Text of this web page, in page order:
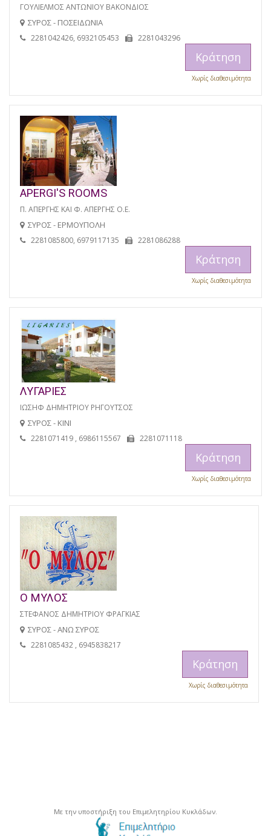
ΓΟΥΛΙΕΛΜΟΣ ΑΝΤΩΝΙΟΥ ΒΑΚΟΝΔΙΟΣ
ΣΥΡΟΣ - ΠΟΣΕΙΔΩΝΙΑ
2281042426, 6932105453 2281043296
Κράτηση
Χωρίς διαθεσιμότητα
APERGI'S ROOMS
Π. ΑΠΕΡΓΗΣ ΚΑΙ Φ. ΑΠΕΡΓΗΣ Ο.Ε.
ΣΥΡΟΣ - ΕΡΜΟΥΠΟΛΗ
2281085800, 6979117135 2281086288
Κράτηση
Χωρίς διαθεσιμότητα
ΛΥΓΑΡΙΕΣ
ΙΩΣΗΦ ΔΗΜΗΤΡΙΟΥ ΡΗΓΟΥΤΣΟΣ
ΣΥΡΟΣ - ΚΙΝΙ
2281071419 , 6986115567 2281071118
Κράτηση
Χωρίς διαθεσιμότητα
Ο ΜΥΛΟΣ
ΣΤΕΦΑΝΟΣ ΔΗΜΗΤΡΙΟΥ ΦΡΑΓΚΙΑΣ
ΣΥΡΟΣ - ΑΝΩ ΣΥΡΟΣ
2281085432 , 6945838217
Κράτηση
Χωρίς διαθεσιμότητα
Με την υποστήριξη του Επιμελητηρίου Κυκλάδων.